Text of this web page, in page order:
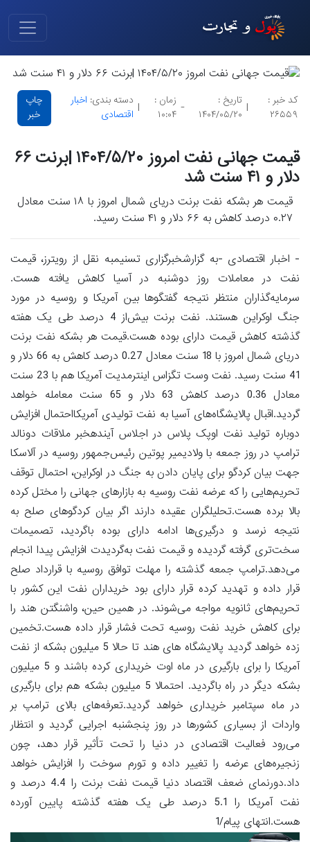
کد خبر :
۲۶۵۵۹
|
تاریخ :
۱۴۰۴/۰۵/۲۰
-
زمان :
۱۰:۰۴
|
دسته بندی: اخبار
اقتصادی
چاپ
خبر
قیمت جهانی نفت امروز ۱۴۰۴/۵/۲۰ |برنت ۶۶
دلار و ۴۱ سنت شد
قیمت هر بشکه نفت برنت دریای شمال امروز با ۱۸ سنت معادل
۰.۲۷ درصد کاهش به ۶۶ دلار و ۴۱ سنت رسید.
- اخبار اقتصادی -به گزارشخبرگزاری تسنیمبه نقل از رویترز، قیمت
نفت در معاملات روز دوشنبه در آسیا کاهش یافته هست.
سرمایه‌گذاران منتظر نتیجه گفتگوها بین آمریکا و روسیه در مورد
جنگ اوکراین هستند. نفت برنت بیش‌از 4 درصد طی یک هفته
گذشته کاهش قیمت دارای بوده هست.قیمت هر بشکه نفت برنت
دریای شمال امروز با 18 سنت معادل 0.27 درصد کاهش به 66 دلار و
41 سنت رسید. نفت وست تگزاس اینترمدیت آمریکا هم با 23 سنت
معادل 0.36 درصد کاهش 63 دلار و 65 سنت معامله خواهد
گردید.اقبال پالایشگاه‌های آسیا به نفت تولیدی آمریکااحتمال افزایش
دوباره تولید نفت اوپک پلاس در اجلاس آیندهخبر ملاقات دونالد
ترامپ در روز جمعه با ولادیمیر پوتین رئیس‌جمهور روسیه در آلاسکا
جهت بیان کردگو برای پایان دادن به جنگ در اوکراین، احتمال توقف
تحریم‌هایی را که عرضه نفت روسیه به بازارهای جهانی را مختل کرده
بالا برده هست.تحلیلگران عقیده دارند اگر بیان کردگوهای صلح به
نتیجه نرسد و درگیری‌ها ادامه دارای بوده باگردید، تصمیمات
سخت‌تری گرفته گردیده و قیمت نفت به‌گردیدت افزایش پیدا انجام
می‌دهد.ترامپ جمعه گذشته را مهلت توافق روسیه با قرارداد صلح
قرار داده و تهدید کرده قرار دارای بود خریداران نفت این کشور با
تحریم‌های ثانویه مواجه می‌شوند. در همین حین، واشنگتن هند را
برای کاهش خرید نفت روسیه تحت فشار قرار داده هست.تخمین
زده خواهد گردید پالایشگاه های هند تا حالا 5 میلیون بشکه از نفت
آمریکا را برای بارگیری در ماه اوت خریداری کرده باشند و 5 میلیون
بشکه دیگر در راه باگردید. احتمالا 5 میلیون بشکه هم برای بارگیری
در ماه سپتامبر خریداری خواهد گردید.تعرفه‌های بالای ترامپ بر
واردات از بسیاری کشورها در روز پنجشنبه اجرایی گردید و انتظار
می‌رود فعالیت اقتصادی در دنیا را تحت تأثیر قرار دهد، چون
زنجیره‌های عرضه را تغییر داده و تورم سوخت را افزایش خواهد
داد.دورنمای ضعف اقتصاد دنیا قیمت نفت برنت را 4.4 درصد و
نفت آمریکا را 5.1 درصد طی یک هفته گذشته پایین آورده
هست.انتهای پیام/1